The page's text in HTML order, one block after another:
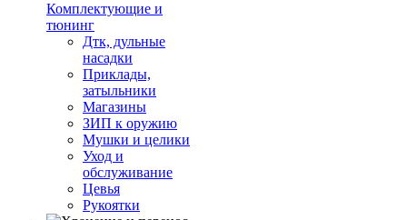
Комплектующие и
тюнинг
Дтк, дульные
насадки
Приклады,
затыльники
Магазины
ЗИП к оружию
Мушки и целики
Уход и
обслуживание
Цевья
Рукоятки